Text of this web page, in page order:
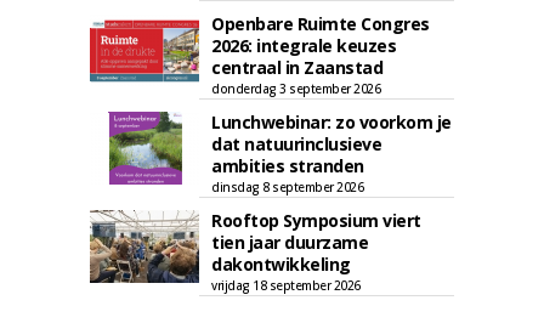
Openbare Ruimte Congres
2026: integrale keuzes
centraal in Zaanstad
donderdag 3 september 2026
Lunchwebinar: zo voorkom je
dat natuurinclusieve
ambities stranden
dinsdag 8 september 2026
Rooftop Symposium viert
tien jaar duurzame
dakontwikkeling
vrijdag 18 september 2026